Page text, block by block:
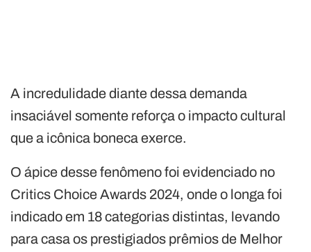
A incredulidade diante dessa demanda
insaciável somente reforça o impacto cultural
que a icônica boneca exerce.
O ápice desse fenômeno foi evidenciado no
Critics Choice Awards 2024, onde o longa foi
indicado em 18 categorias distintas, levando
para casa os prestigiados prêmios de Melhor